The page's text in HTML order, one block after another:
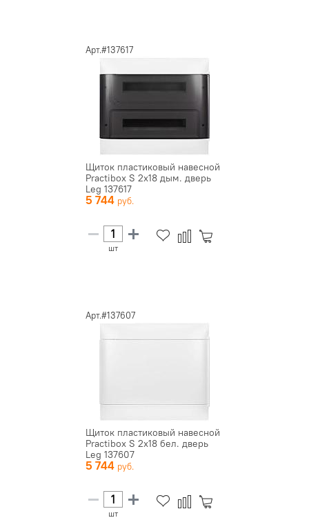
Арт.#137617
Щиток пластиковый навесной
Practibox S 2х18 дым. дверь
Leg 137617
5 744
шт
Арт.#137607
Щиток пластиковый навесной
Practibox S 2х18 бел. дверь
Leg 137607
5 744
шт